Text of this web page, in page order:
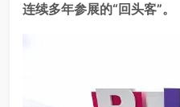
连续多年参展的“回头客”。